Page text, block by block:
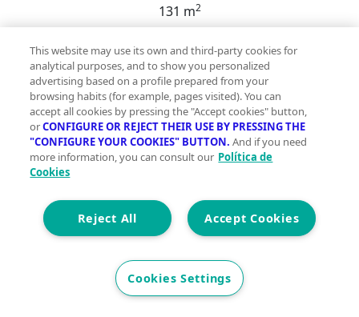
131 m2
Construidos
0
0
Et. EnergéticaCons.E
Precio
Ubicado en la codiciada zona de Vistazul, Dos
Hermanas, esta disponible un local comercial. ~Con
una superficie construida que asciende a
aproximadamente 131 metros cuadrados según
CATASTRO, este inmueble se presenta como un
espacio versátil, por su distribución diafana, muy
This website may use its own and third-party cookies for
analytical purposes, and to show you personalized
advertising based on a profile prepared from your
browsing habits (for example, pages visited). You can
accept all cookies by pressing the "Accept cookies" button,
orCONFIGURE OR REJECT THEIR USE BY PRESSING THE
"CONFIGURE YOUR COOKIES" BUTTON. And if you need
more information, you can consult our Política de
Cookies
Accept Cookies
Reject All
Cookies Settings